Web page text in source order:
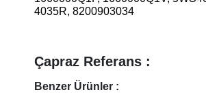
4035R, 8200903034
Çapraz Referans :
Benzer Ürünler :